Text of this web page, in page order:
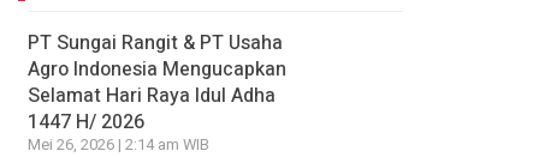
PT Sungai Rangit & PT Usaha
Agro Indonesia Mengucapkan
Selamat Hari Raya Idul Adha
1447 H/ 2026
Mei 26, 2026 | 2:14 am WIB